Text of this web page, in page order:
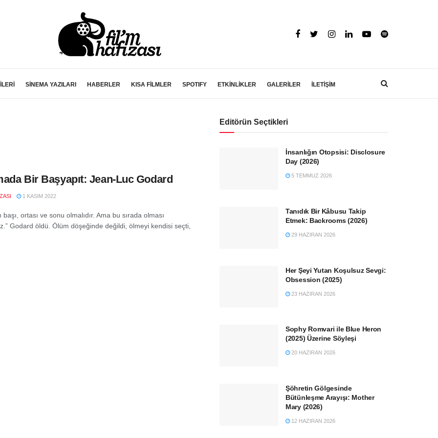
SİNEMA YAZILARI HABERLER KISA FİLMLER SPOTIFY ETKİNLİKLER GALERİLER İLETİŞİM
Bir Başyapıt: Jean-Luc Godard
1 KASIM 2022
başı, ortası ve sonu olmalıdır. Ama bu sırada olması
Godard öldü. Ölüm döşeğinde değildi, ölmeyi kendisi seçti,
Editörün Seçtikleri
İnsanlığın Otopsisi: Disclosure
Day (2026)
5 TEMMUZ 2026
Tanıdık Bir Kâbusu Takip
Etmek: Backrooms (2026)
29 HAZIRAN 2026
Her Şeyi Yutan Koşulsuz Sevgi:
Obsession (2025)
23 HAZIRAN 2026
Sophy Romvari ile Blue Heron
(2025) Üzerine Söyleşi
20 HAZIRAN 2026
Şöhretin Gölgesinde
Bütünleşme Arayışı: Mother
Mary (2026)
12 HAZIRAN 2026